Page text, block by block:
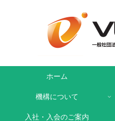
ホーム
機構について
入社・入会のご案内